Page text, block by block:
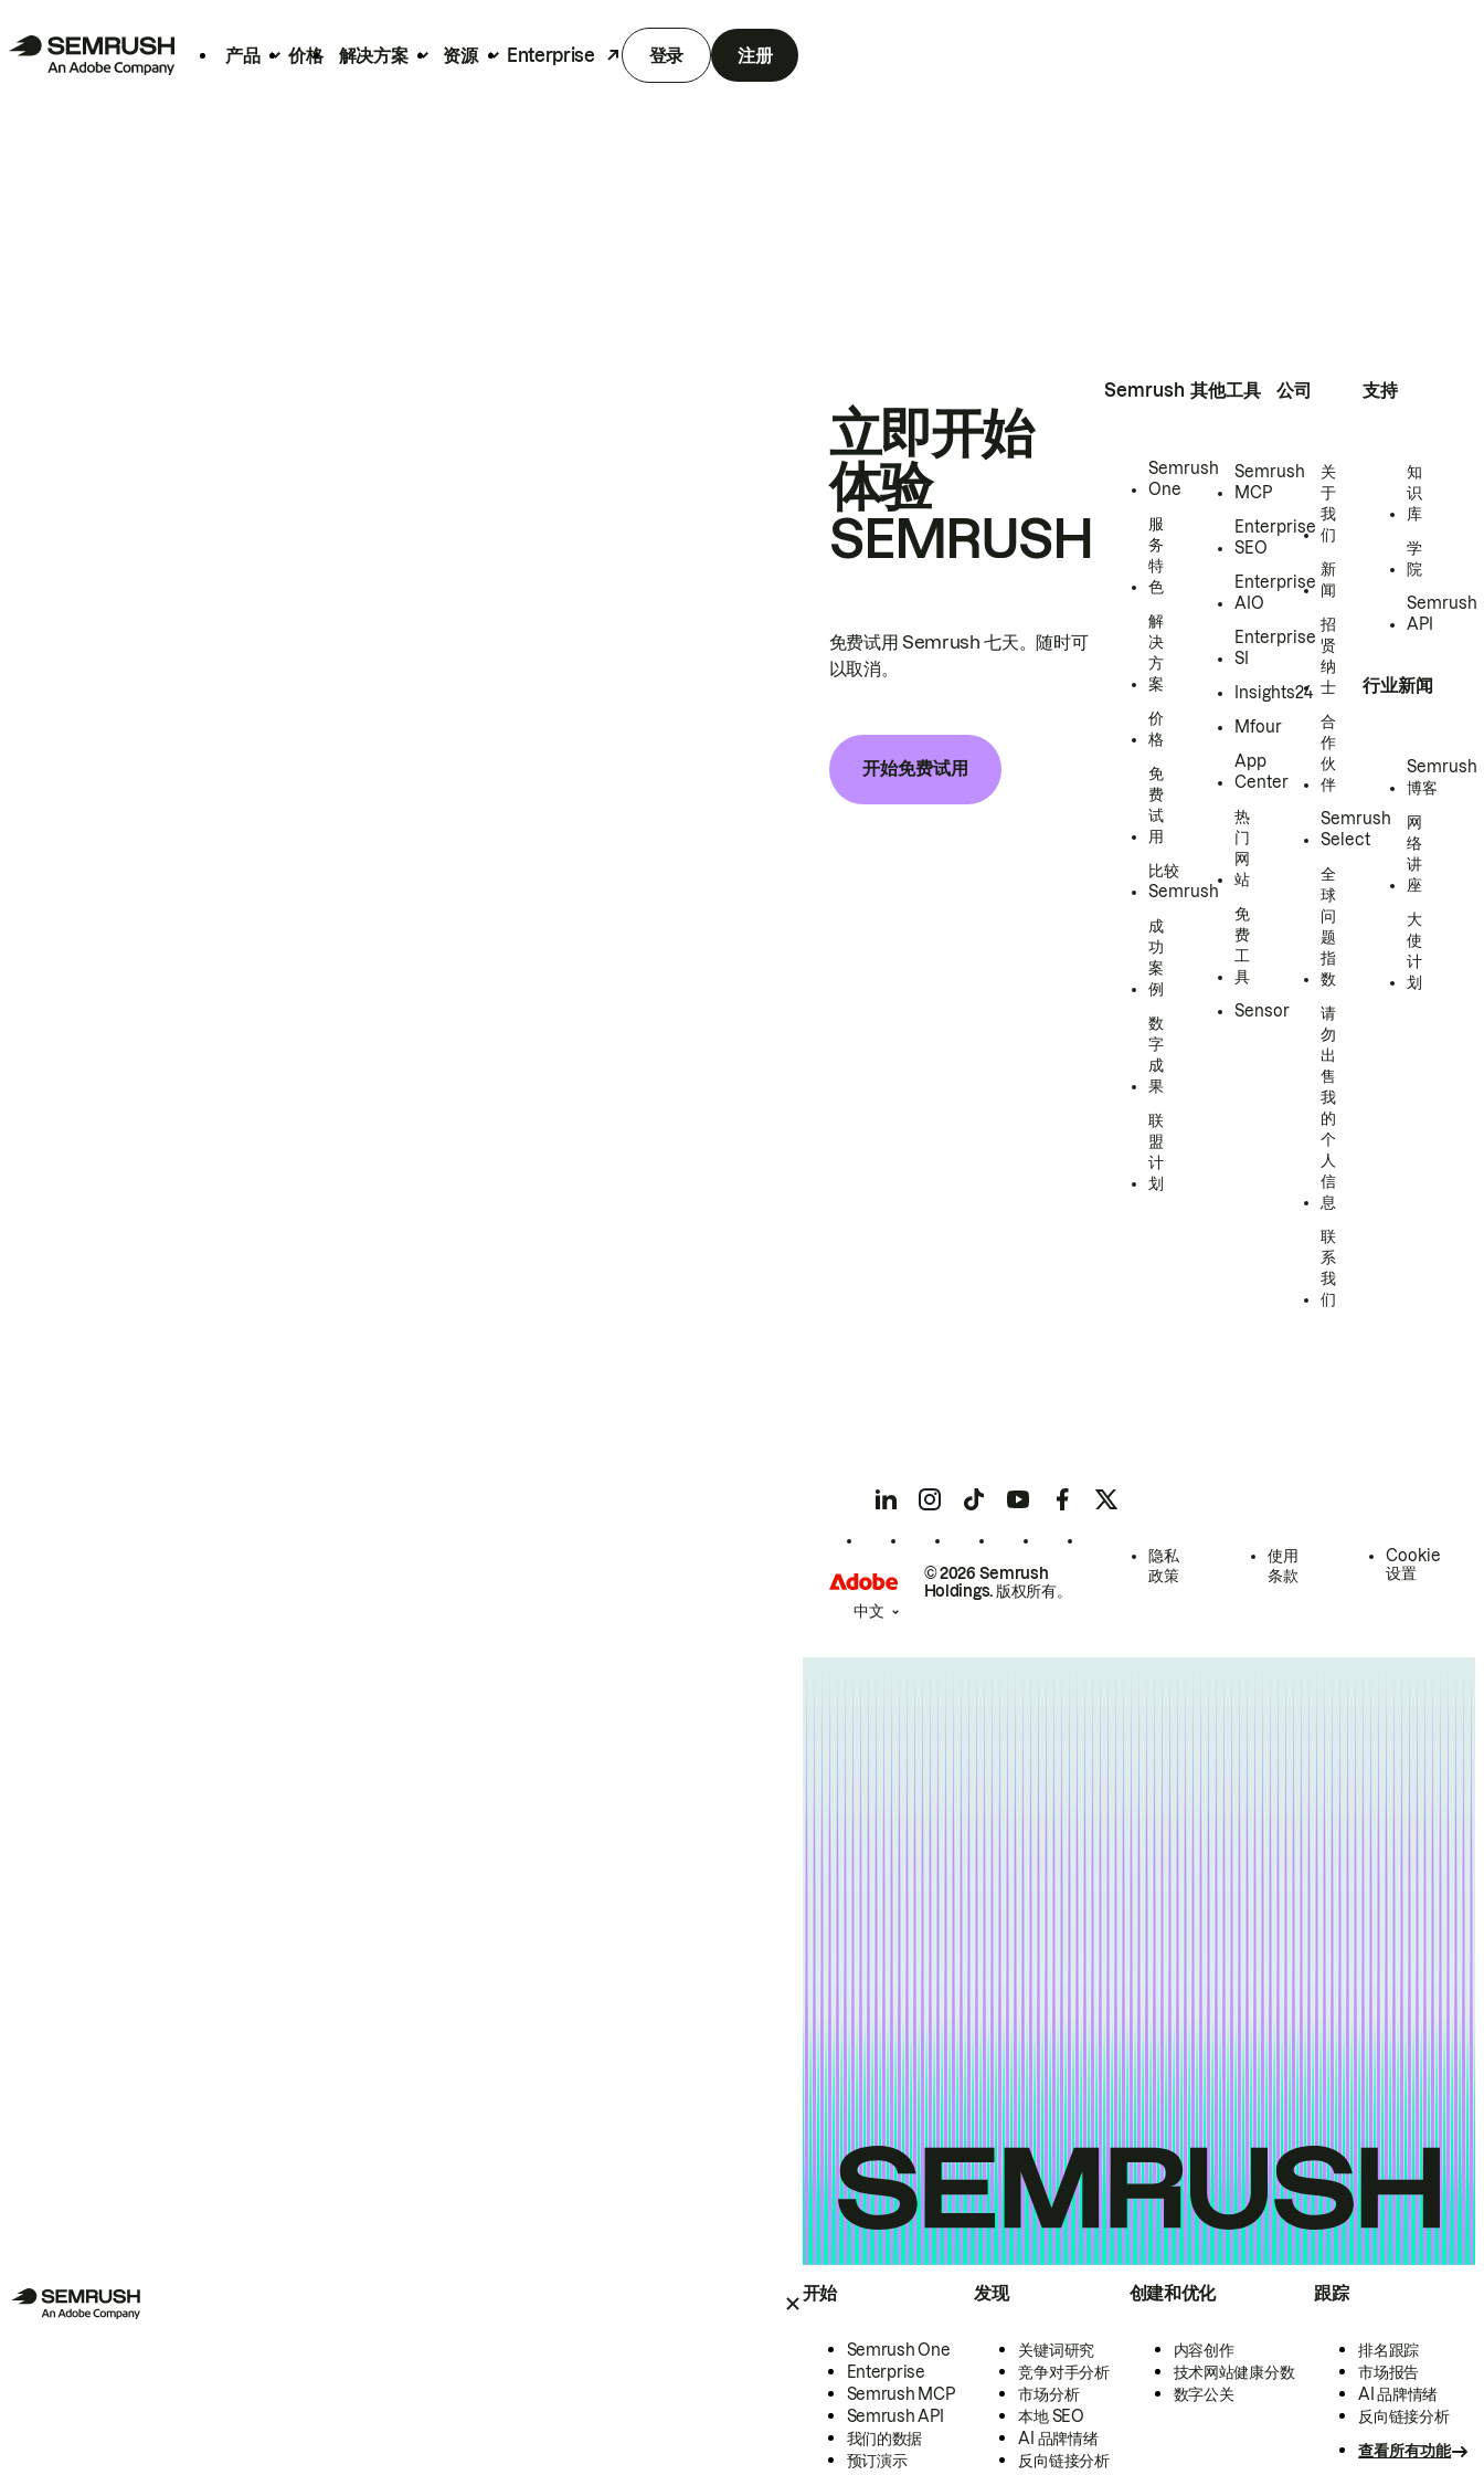
产品 价格 解决方案 资源 Enterprise 登录 注册
开始
Semrush One
Enterprise
Semrush MCP
Semrush API
我们的数据
预订演示
发现
关键词研究
竞争对手分析
市场分析
本地 SEO
AI 品牌情绪
反向链接分析
创建和优化
内容创作
技术网站健康分数
数字公关
跟踪
排名跟踪
市场报告
AI 品牌情绪
反向链接分析
查看所有功能
立即开始
体验
SEMRUSH
免费试用 Semrush 七天。随时可
以取消。
开始免费试用
Semrush
Semrush
One
服
务
特
色
解
决
方
案
价
格
免
费
试
用
比较
Semrush
成
功
案
例
数
字
成
果
联
盟
计
划
其他工具
Semrush
MCP
Enterprise
SEO
Enterprise
AIO
Enterprise
SI
Insights24
Mfour
App
Center
热
门
网
站
免
费
工
具
Sensor
公司
关
于
我
们
新
闻
招
贤
纳
士
合
作
伙
伴
Semrush
Select
全
球
问
题
指
数
请
勿
出
售
我
的
个
人
信
息
联
系
我
们
支持
知
识
库
学
院
Semrush
API
行业新闻
Semrush
博客
网
络
讲
座
大
使
计
划
© 2026 Semrush
Holdings. 版权所有。
隐私
政策
使用
条款
Cookie
设置
中文